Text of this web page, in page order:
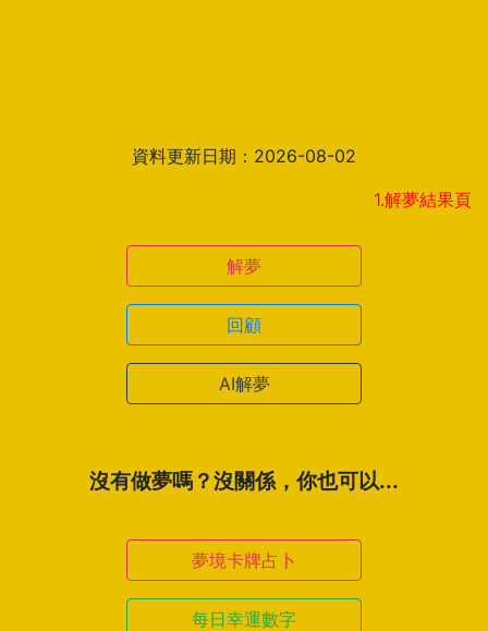
資料更新日期：2026-08-02
1.解夢結果頁新增見解
解夢
回顧
AI解夢
沒有做夢嗎？沒關係，你也可以...
夢境卡牌占卜
每日幸運數字